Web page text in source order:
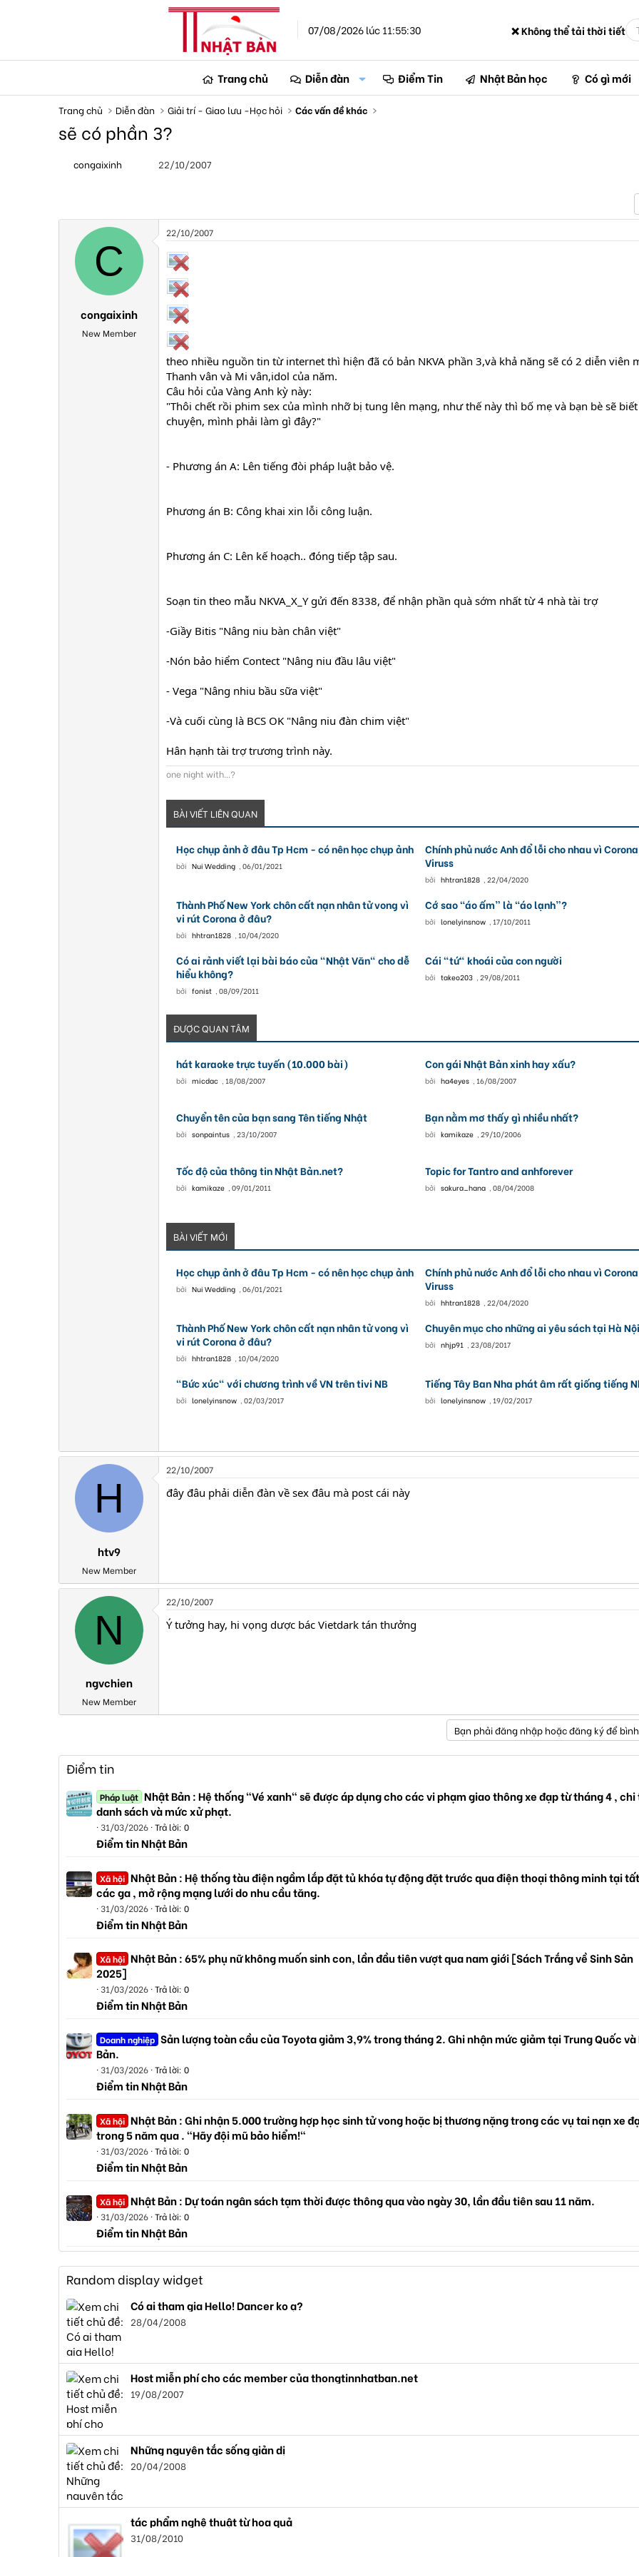
07/08/2026 lúc 11:55:30 ❌ Không thể tải thời tiết
Trang chủ Diễn đàn Điểm Tin Nhật Bản học Có gì mới
Trang chủ Diễn đàn Giải trí - Giao lưu -Học hỏi Các vấn đề khác
sẽ có phần 3?
h
d
congaixinh
ử
22/10/2007
C
congaixinh
New Member
22/10/2007
theo nhiều nguồn tin từ internet thì hiện đã có bản NKVA phần 3,và khả năng sẽ có 2 diễn viên
Thanh vân và Mi vân,idol của năm.
Câu hỏi của Vàng Anh kỳ này:
"Thôi chết rồi phim sex của mình nhỡ bị tung lên mạng, như thế này thì bố mẹ và bạn bè sẽ biết
chuyện, mình phải làm gì đây?"
- Phương án A: Lên tiếng đòi pháp luật bảo vệ.
Phương án B: Công khai xin lỗi công luận.
Phương án C: Lên kế hoạch.. đóng tiếp tập sau.
Soạn tin theo mẫu NKVA_X_Y gửi đến 8338, để nhận phần quà sớm nhất từ 4 nhà tài trợ
-Giầy Bitis "Nâng niu bàn chân việt"
-Nón bảo hiểm Contect "Nâng niu đầu lâu việt"
- Vega "Nâng nhiu bầu sữa việt"
-Và cuối cùng là BCS OK "Nâng niu đàn chim việt"
Hân hạnh tài trợ trương trình này.
one night with...?
BÀI VIẾT LIÊN QUAN
Học chụp ảnh ở đâu Tp Hcm - có nên học chụp ảnh
bởi Nui Wedding , 06/01/2021
Chính phủ nước Anh đổ lỗi cho nhau vì Corona
Viruss
bởi hhtran1828 , 22/04/2020
Thành Phố New York chôn cất nạn nhân tử vong vì
vi rút Corona ở đâu?
bởi hhtran1828 , 10/04/2020
Cớ sao “áo ấm” là “áo lạnh”?
bởi lonelyinsnow , 17/10/2011
Có ai rảnh viết lại bài báo của "Nhật Văn" cho dễ
hiểu không?
bởi fonist , 08/09/2011
Cái "tứ" khoái của con người
bởi takeo203 , 29/08/2011
ĐƯỢC QUAN TÂM
hát karaoke trực tuyến (10.000 bài)
bởi micdac , 18/08/2007
Con gái Nhật Bản xinh hay xấu?
bởi ha4eyes , 16/08/2007
Chuyển tên của bạn sang Tên tiếng Nhật
bởi sonpaintus , 23/10/2007
Bạn nằm mơ thấy gì nhiều nhất?
bởi kamikaze , 29/10/2006
Tốc độ của thông tin Nhật Bản.net?
bởi kamikaze , 09/01/2011
Topic for Tantro and anhforever
bởi sakura_hana , 08/04/2008
BÀI VIẾT MỚI
Học chụp ảnh ở đâu Tp Hcm - có nên học chụp ảnh
bởi Nui Wedding , 06/01/2021
Chính phủ nước Anh đổ lỗi cho nhau vì Corona
Viruss
bởi hhtran1828 , 22/04/2020
Thành Phố New York chôn cất nạn nhân tử vong vì
vi rút Corona ở đâu?
bởi hhtran1828 , 10/04/2020
Chuyên mục cho những ai yêu sách tại Hà Nội
bởi nhjp91 , 23/08/2017
"Bức xúc" với chương trình về VN trên tivi NB
bởi lonelyinsnow , 02/03/2017
Tiếng Tây Ban Nha phát âm rất giống tiếng
bởi lonelyinsnow , 19/02/2017
H
htv9
New Member
22/10/2007
đây đâu phải diễn đàn về sex đâu mà post cái này
N
ngvchien
New Member
22/10/2007
Ý tưởng hay, hi vọng dược bác Vietdark tán thưởng
Bạn phải đăng nhập hoặc đăng ký để
Điểm tin
Pháp luật Nhật Bản : Hệ thống "Vé xanh" sẽ được áp dụng cho các vi phạm giao thông xe đạp từ tháng 4 ,
danh sách và mức xử phạt.
31/03/2026 Trả lời: 0
Điểm tin Nhật Bản
Xã hội Nhật Bản : Hệ thống tàu điện ngầm lắp đặt tủ khóa tự động đặt trước qua điện thoại thông minh tại
các ga , mở rộng mạng lưới do nhu cầu tăng.
31/03/2026 Trả lời: 0
Điểm tin Nhật Bản
Xã hội Nhật Bản : 65% phụ nữ không muốn sinh con, lần đầu tiên vượt qua nam giới [Sách Trắng về Sinh Sản
2025]
31/03/2026 Trả lời: 0
Điểm tin Nhật Bản
Doanh nghiệp Sản lượng toàn cầu của Toyota giảm 3,9% trong tháng 2. Ghi nhận mức giảm tại Trung Quốc
Bản.
31/03/2026 Trả lời: 0
Điểm tin Nhật Bản
Xã hội Nhật Bản : Ghi nhận 5.000 trường hợp học sinh tử vong hoặc bị thương nặng trong các vụ tai nạn xe
trong 5 năm qua . "Hãy đội mũ bảo hiểm!"
31/03/2026 Trả lời: 0
Điểm tin Nhật Bản
Xã hội Nhật Bản : Dự toán ngân sách tạm thời được thông qua vào ngày 30, lần đầu tiên sau 11 năm.
31/03/2026 Trả lời: 0
Điểm tin Nhật Bản
Random display widget
Có ai tham gia Hello! Dancer ko ạ?
28/04/2008
Host miễn phí cho các member của thongtinnhatban.net
19/08/2007
Những nguyên tắc sống giản dị
20/04/2008
tác phẩm nghệ thuật từ hoa quả
31/08/2010